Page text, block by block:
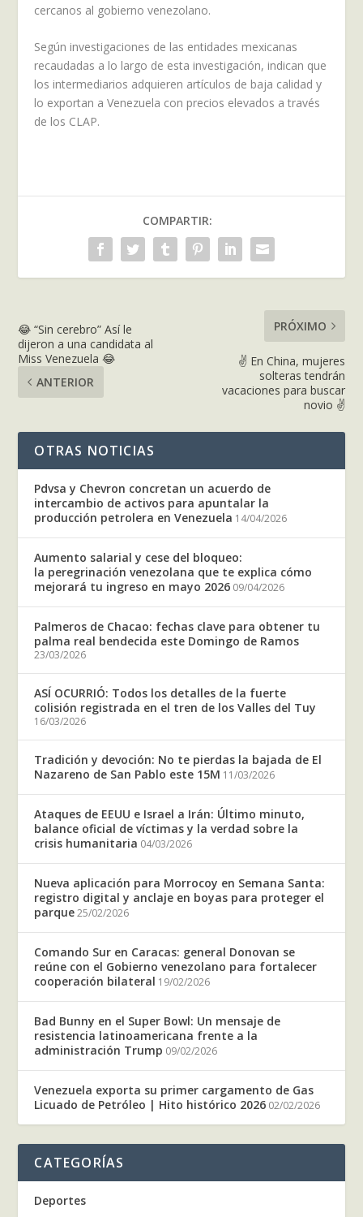
cercanos al gobierno venezolano.
Según investigaciones de las entidades mexicanas
recaudadas a lo largo de esta investigación, indican que
los intermediarios adquieren artículos de baja calidad y
lo exportan a Venezuela con precios elevados a través
de los CLAP.
COMPARTIR:
😂 “Sin cerebro” Así le
dijeron a una candidata al
Miss Venezuela 😂
ANTERIOR
PRÓXIMO
✌ En China, mujeres
solteras tendrán
vacaciones para buscar
novio ✌
OTRAS NOTICIAS
Pdvsa y Chevron concretan un acuerdo de
intercambio de activos para apuntalar la
producción petrolera en Venezuela 14/04/2026
Aumento salarial y cese del bloqueo:
la peregrinación venezolana que te explica cómo
mejorará tu ingreso en mayo 2026 09/04/2026
Palmeros de Chacao: fechas clave para obtener tu
palma real bendecida este Domingo de Ramos
23/03/2026
ASÍ OCURRIÓ: Todos los detalles de la fuerte
colisión registrada en el tren de los Valles del Tuy
16/03/2026
Tradición y devoción: No te pierdas la bajada de El
Nazareno de San Pablo este 15M 11/03/2026
Ataques de EEUU e Israel a Irán: Último minuto,
balance oficial de víctimas y la verdad sobre la
crisis humanitaria 04/03/2026
Nueva aplicación para Morrocoy en Semana Santa:
registro digital y anclaje en boyas para proteger el
parque 25/02/2026
Comando Sur en Caracas: general Donovan se
reúne con el Gobierno venezolano para fortalecer
cooperación bilateral 19/02/2026
Bad Bunny en el Super Bowl: Un mensaje de
resistencia latinoamericana frente a la
administración Trump 09/02/2026
Venezuela exporta su primer cargamento de Gas
Licuado de Petróleo | Hito histórico 2026 02/02/2026
CATEGORÍAS
Deportes